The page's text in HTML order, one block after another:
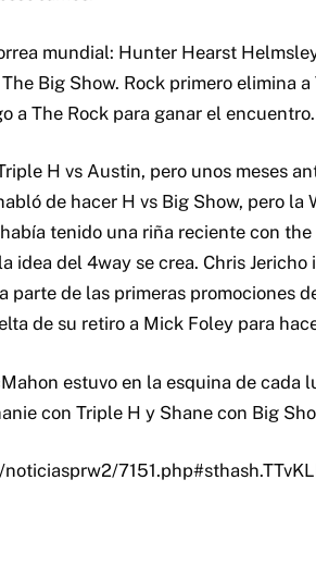
mundial: Hunter Hearst
Big Show. Rock primero elimina a
a The Rock para ganar el encuentro.
H vs Austin, pero unos meses
de hacer H vs Big Show, pero la
tenido una riña reciente con the
idea del 4way se crea. Chris Jericho
de las primeras promociones
de su retiro a Mick Foley para
estuvo en la esquina de cada
con Triple H y Shane con Big